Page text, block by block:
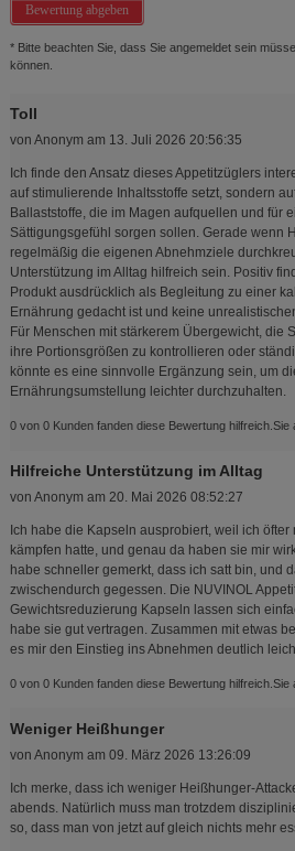
Bewertung abgeben
* Bitte beachten Sie, dass Sie angemeldet sein
können.
Toll
von Anonym am 13. Juli 2026 20:56:35
Ich finde den Ansatz dieses Appetitzüglers
auf stimulierende Inhaltsstoffe setzt, sondern
Ballaststoffe, die im Magen aufquellen und für
Sättigungsgefühl sorgen sollen. Gerade wenn
regelmäßig die eigenen Abnehmziele
Unterstützung im Alltag hilfreich sein. Positiv
Produkt ausdrücklich als Begleitung zu einer
Ernährung gedacht ist und keine
Für Menschen mit stärkerem Übergewicht, die
ihre Portionsgrößen zu kontrollieren oder
könnte es eine sinnvolle Ergänzung sein, um
Ernährungsumstellung leichter durchzuhalten.
0 von 0 Kunden fanden diese Bewertung hilfreich. Sie
Hilfreiche Unterstützung im Alltag
von Anonym am 20. Mai 2026 08:52:27
Ich habe die Kapseln ausprobiert, weil ich öfter
kämpfen hatte, und genau da haben sie mir
habe schneller gemerkt, dass ich satt bin, und
zwischendurch gegessen. Die NUVINOL
Gewichtsreduzierung Kapseln lassen sich
habe sie gut vertragen. Zusammen mit etwas
es mir den Einstieg ins Abnehmen deutlich
0 von 0 Kunden fanden diese Bewertung hilfreich. Sie
Weniger Heißhunger
von Anonym am 09. März 2026 13:26:09
Ich merke, dass ich weniger Heißhunger-
abends. Natürlich muss man trotzdem
so, dass man von jetzt auf gleich nichts mehr